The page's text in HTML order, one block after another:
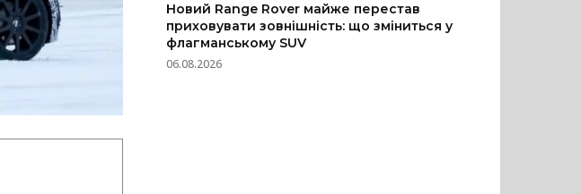
Новий Range Rover майже перестав
приховувати зовнішність: що зміниться у
флагманському SUV
06.08.2026